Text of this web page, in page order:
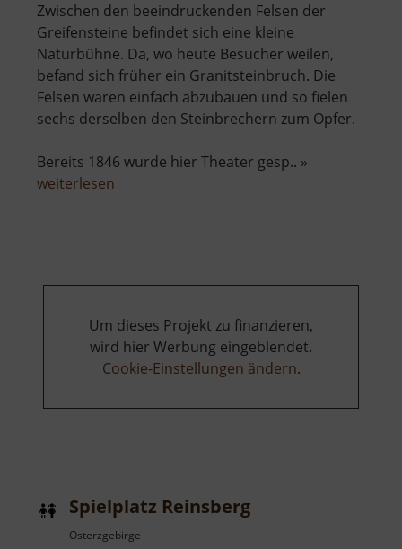
Zwischen den beeindruckenden Felsen der
Greifensteine befindet sich eine kleine
Naturbühne. Da, wo heute Besucher weilen,
befand sich früher ein Granitsteinbruch. Die
Felsen waren einfach abzubauen und so fielen
sechs derselben den Steinbrechern zum Opfer.
Bereits 1846 wurde hier Theater gesp.. »
weiterlesen
Um dieses Projekt zu finanzieren,
wird hier Werbung eingeblendet.
Cookie-Einstellungen ändern.
Spielplatz Reinsberg
Osterzgebirge